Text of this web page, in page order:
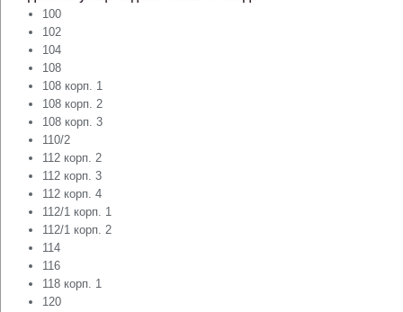
100
102
104
108
108 корп. 1
108 корп. 2
108 корп. 3
110/2
112 корп. 2
112 корп. 3
112 корп. 4
112/1 корп. 1
112/1 корп. 2
114
116
118 корп. 1
120